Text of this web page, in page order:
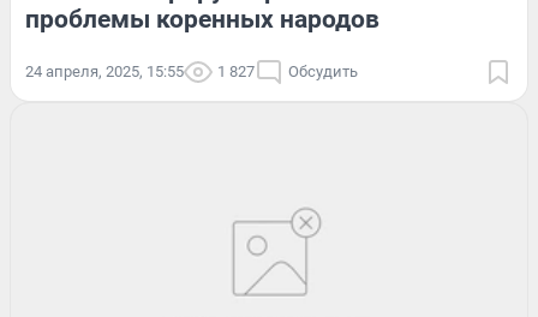
проблемы коренных народов
24 апреля, 2025, 15:55 1 827 Обсудить